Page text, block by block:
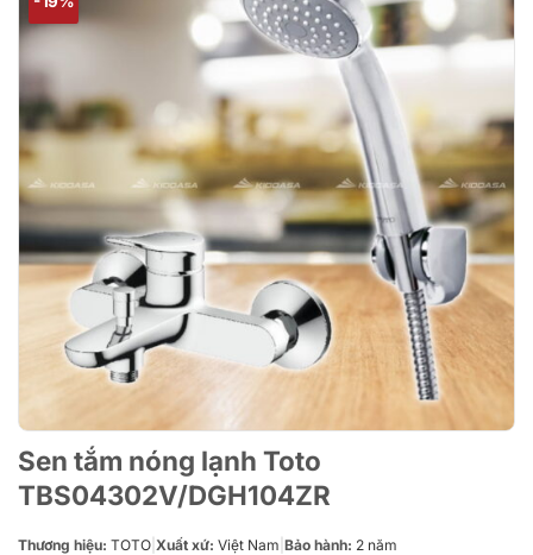
Sen tắm nóng lạnh Toto
TBS04302V/DGH104ZR
Thương hiệu: TOTO Xuất xứ: Việt Nam Bảo hành: 2 năm